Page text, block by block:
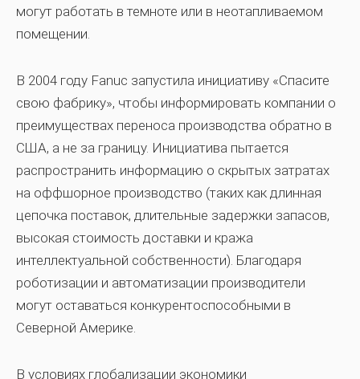
могут работать в темноте или в неотапливаемом
помещении.
В 2004 году Fanuc запустила инициативу «Спасите
свою фабрику», чтобы информировать компании о
преимуществах переноса производства обратно в
США, а не за границу. Инициатива пытается
распространить информацию о скрытых затратах
на оффшорное производство (таких как длинная
цепочка поставок, длительные задержки запасов,
высокая стоимость доставки и кража
интеллектуальной собственности). Благодаря
роботизации и автоматизации производители
могут оставаться конкурентоспособными в
Северной Америке.
В условиях глобализации экономики